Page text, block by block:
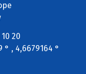
20
° , 4,6679164 °